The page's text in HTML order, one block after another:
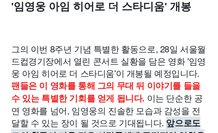
'임영웅 아임 히어로 더 스타디움' 개봉
그의 이번 8주년 기념 특별한 활동으로, 28일 서울월
드컵경기장에서 열린 콘서트 실황을 담은 영화 '임영
웅 아임 히어로 더 스타디움'이 개봉될 예정입니다.
팬들은 이 영화를 통해 그의 무대 뒤 이야기를 들을
수 있는 특별한 기회를 얻게 됩니다. 이는 단순한 공
연 영화를 넘어, 임영웅의 진솔한 모습과 감성을 전
달할 수 있는 장이 될 것으로 기대됩니다. 앞으로도